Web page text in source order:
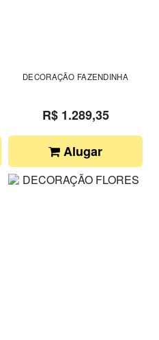
DECORAÇÃO FAZENDINHA
R$ 1.289,35
Alugar